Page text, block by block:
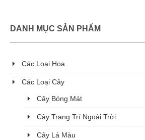
DANH MỤC SẢN PHẨM
Các Loại Hoa
Các Loại Cây
Cây Bóng Mát
Cây Trang Trí Ngoài Trời
Cây Lá Màu